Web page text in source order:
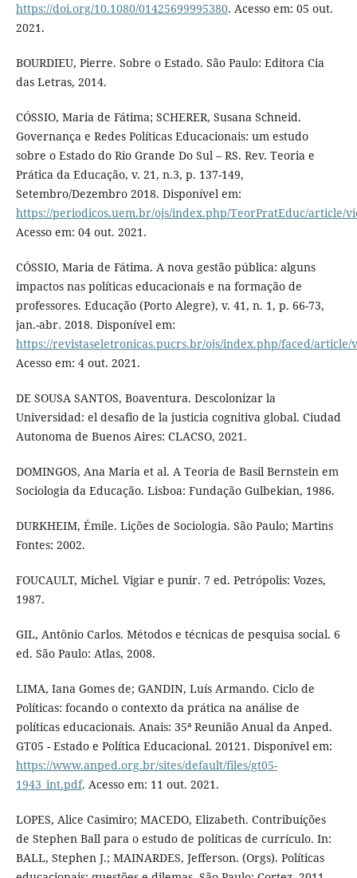
https://doi.org/10.1080/01425699995380. Acesso em: 05 out.
2021.
BOURDIEU, Pierre. Sobre o Estado. São Paulo: Editora Cia
das Letras, 2014.
CÓSSIO, Maria de Fátima; SCHERER, Susana Schneid.
Governança e Redes Políticas Educacionais: um estudo
sobre o Estado do Rio Grande Do Sul – RS. Rev. Teoria e
Prática da Educação, v. 21, n.3, p. 137-149,
Setembro/Dezembro 2018. Disponível em:
https://periodicos.uem.br/ojs/index.php/TeorPratEduc/article/
Acesso em: 04 out. 2021.
CÓSSIO, Maria de Fátima. A nova gestão pública: alguns
impactos nas políticas educacionais e na formação de
professores. Educação (Porto Alegre), v. 41, n. 1, p. 66-73,
jan.-abr. 2018. Disponível em:
https://revistaseletronicas.pucrs.br/ojs/index.php/faced/article/
Acesso em: 4 out. 2021.
DE SOUSA SANTOS, Boaventura. Descolonizar la
Universidad: el desafio de la justicia cognitiva global. Ciudad
Autonoma de Buenos Aires: CLACSO, 2021.
DOMINGOS, Ana Maria et al. A Teoria de Basil Bernstein em
Sociologia da Educação. Lisboa: Fundação Gulbekian, 1986.
DURKHEIM, Émile. Lições de Sociologia. São Paulo; Martins
Fontes: 2002.
FOUCAULT, Michel. Vigiar e punir. 7 ed. Petrópolis: Vozes,
1987.
GIL, Antônio Carlos. Métodos e técnicas de pesquisa social. 6
ed. São Paulo: Atlas, 2008.
LIMA, Iana Gomes de; GANDIN, Luís Armando. Ciclo de
Políticas: focando o contexto da prática na análise de
políticas educacionais. Anais: 35ª Reunião Anual da Anped.
GT05 - Estado e Política Educacional. 20121. Disponível em:
https://www.anped.org.br/sites/default/files/gt05-
1943_int.pdf. Acesso em: 11 out. 2021.
LOPES, Alice Casimiro; MACEDO, Elizabeth. Contribuições
de Stephen Ball para o estudo de políticas de currículo. In:
BALL, Stephen J.; MAINARDES, Jefferson. (Orgs). Políticas